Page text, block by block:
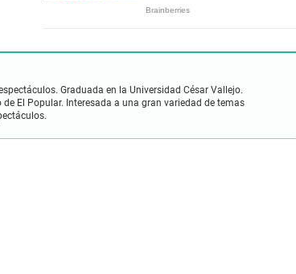
Graduada en la Universidad César Vallejo.
de El Popular. Interesada a una gran variedad de temas